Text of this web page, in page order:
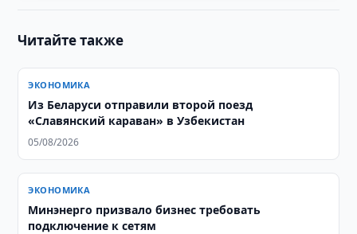
Читайте также
ЭКОНОМИКА
Из Беларуси отправили второй поезд
«Славянский караван» в Узбекистан
05/08/2026
ЭКОНОМИКА
Минэнерго призвало бизнес требовать
подключение к сетям